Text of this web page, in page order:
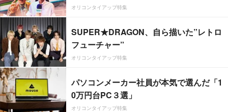
オリコンタイアップ特集
SUPER★DRAGON、自ら描いた”レトロ
フューチャー”
オリコンタイアップ特集
パソコンメーカー社員が本気で選んだ「1
0万円台PC３選」
オリコンタイアップ特集